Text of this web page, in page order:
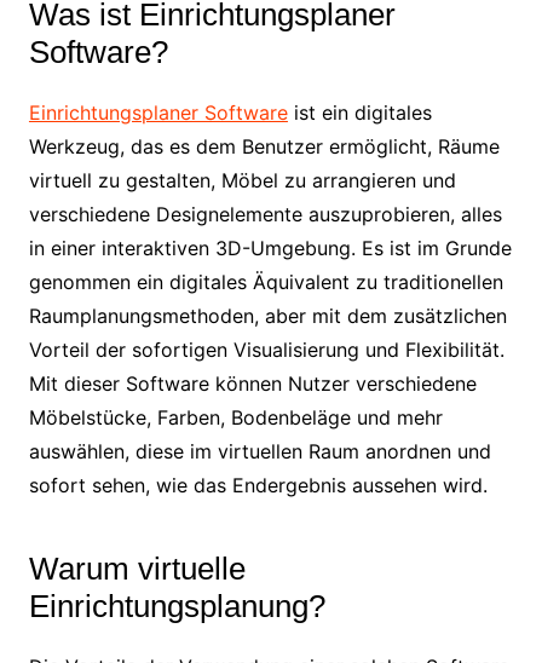
Was ist Einrichtungsplaner
Software?
Einrichtungsplaner Softwareist ein digitales
Werkzeug, das es dem Benutzer ermöglicht, Räume
virtuell zu gestalten, Möbel zu arrangieren und
verschiedene Designelemente auszuprobieren, alles
in einer interaktiven 3D-Umgebung. Es ist im Grunde
genommen ein digitales Äquivalent zu traditionellen
Raumplanungsmethoden, aber mit dem zusätzlichen
Vorteil der sofortigen Visualisierung und Flexibilität.
Mit dieser Software können Nutzer verschiedene
Möbelstücke, Farben, Bodenbeläge und mehr
auswählen, diese im virtuellen Raum anordnen und
sofort sehen, wie das Endergebnis aussehen wird.
Warum virtuelle
Einrichtungsplanung?